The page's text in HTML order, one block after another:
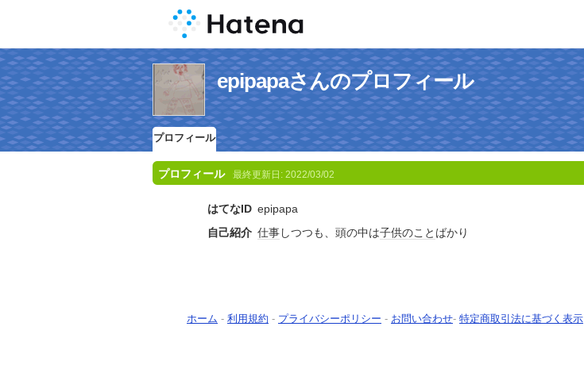
epipapaさんのプロフィール
プロフィール
プロフィール 最終更新日: 2022/03/02
はてなID epipapa
自己紹介 仕事しつつも、頭の中は子供のこと ばかり
ホーム - 利用規約 - プライバシーポリシー - お問い合わせ- 特定商取引法に基づく表示